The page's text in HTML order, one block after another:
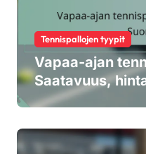
Tennispallojen tyypit
Vapaa-ajan
Saatavuus,
suorituskyky